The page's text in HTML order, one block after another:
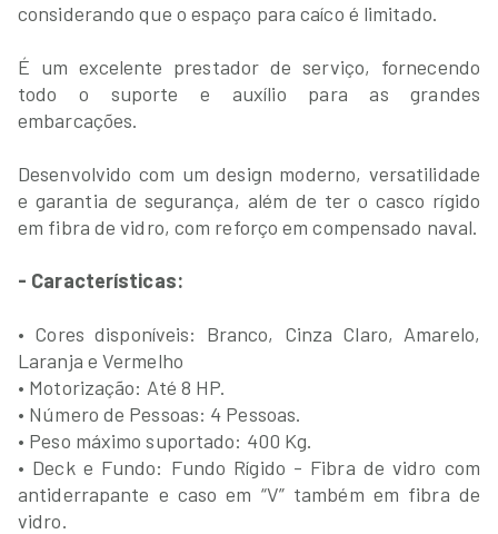
considerando que o espaço para caíco é limitado.
É um excelente prestador de serviço, fornecendo
todo o suporte e auxílio para as grandes
embarcações.
Desenvolvido com um design moderno, versatilidade
e garantia de segurança, além de ter o casco rígido
em fibra de vidro, com reforço em compensado naval.
- Características:
• Cores disponíveis: Branco, Cinza Claro, Amarelo,
Laranja e Vermelho
• Motorização: Até 8 HP.
• Número de Pessoas: 4 Pessoas.
• Peso máximo suportado: 400 Kg.
• Deck e Fundo: Fundo Rígido - Fibra de vidro com
antiderrapante e caso em “V” também em fibra de
vidro.